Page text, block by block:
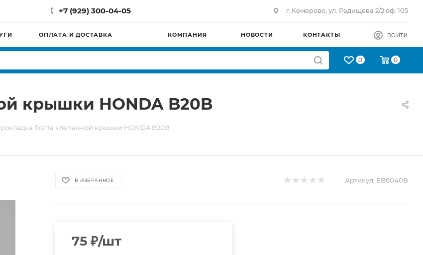
+7 (929) 300-04-05 г. Кемерово, ул. Радищева 2/2 оф. 105
ОПЛАТА И ДОСТАВКА КОМПАНИЯ НОВОСТИ КОНТАКТЫ ВОЙТИ
0 0
крышки HONDA B20B
болта клапанной крышки HONDA B20B
В ИЗБРАННОЕ Артикул: EB6040B
75 ₽/шт